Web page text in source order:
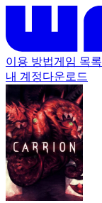
이용 방법게임 목록
내 계정다운로드